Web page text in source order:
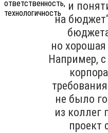
и
на
но
Например,
не было
из коллег
проект